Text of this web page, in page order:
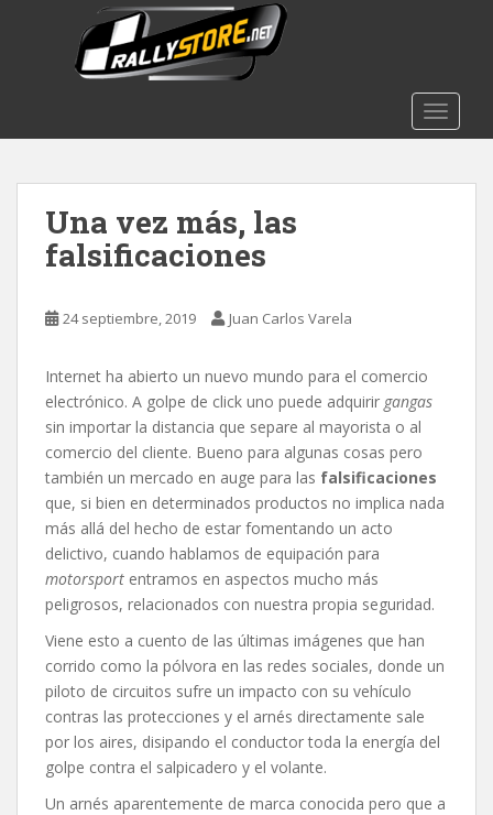
o
Una vez más, las
falsificaciones
24 septiembre, 2019 Juan Carlos Varela
Internet ha abierto un nuevo mundo para el comercio
electrónico. A golpe de click uno puede adquirir gangas
sin importar la distancia que separe al mayorista o al
comercio del cliente. Bueno para algunas cosas pero
también un mercado en auge para las falsificaciones
que, si bien en determinados productos no implica nada
más allá del hecho de estar fomentando un acto
delictivo, cuando hablamos de equipación para
motorsport entramos en aspectos mucho más
peligrosos, relacionados con nuestra propia seguridad.
Viene esto a cuento de las últimas imágenes que han
corrido como la pólvora en las redes sociales, donde un
piloto de circuitos sufre un impacto con su vehículo
contras las protecciones y el arnés directamente sale
por los aires, disipando el conductor toda la energía del
golpe contra el salpicadero y el volante.
Un arnés aparentemente de marca conocida pero que a